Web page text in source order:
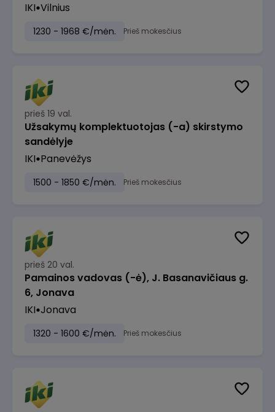
IKI Vilnius
1230 - 1968 €/mėn. Prieš mokesčius
prieš 19 val.
Užsakymų komplektuotojas (-a) skirstymo
sandėlyje
IKI Panevėžys
1500 - 1850 €/mėn. Prieš mokesčius
prieš 20 val.
Pamainos vadovas (-ė), J. Basanavičiaus g.
6, Jonava
IKI Jonava
1320 - 1600 €/mėn. Prieš mokesčius